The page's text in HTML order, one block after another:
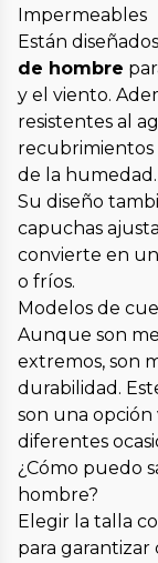
Impermeables
Están
de hombre
y el viento.
resistentes al
recubrimientos
de la humedad.
Su diseño
capuchas
convierte en
o fríos.
Modelos de
Aunque son
extremos, son
durabilidad.
son una
diferentes
¿Cómo puedo
hombre?
Elegir la talla
para